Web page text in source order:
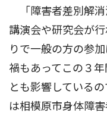
「障害者差別解消
講演会や研究会が
りで一般の方の参
禍もあってこの３
とも影響している
は相模原市身体障